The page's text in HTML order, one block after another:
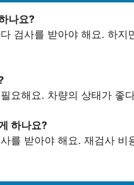
나요?
검사를 받아야 해요. 하지
요해요. 차량의 상태가 좋
하나요?
를 받아야 해요. 재검사 비